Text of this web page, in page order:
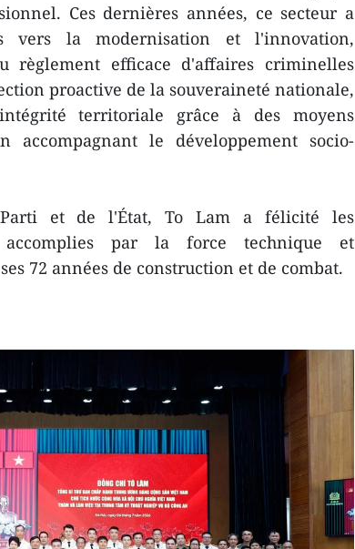
Ces dernières années, ce secteur a
vers la modernisation et l'innovation,
règlement efficace d'affaires criminelles
proactive de la souveraineté nationale,
territoriale grâce à des moyens
le développement socio-
et de l'État, To Lam a félicité les
accomplies par la force technique et
72 années de construction et de combat.